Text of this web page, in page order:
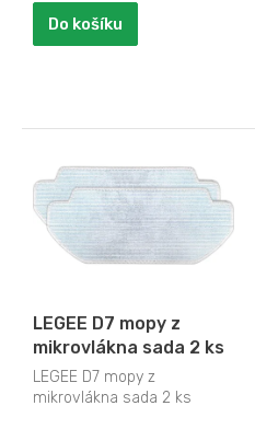
Do košíku
LEGEE D7 mopy z
mikrovlákna sada 2 ks
LEGEE D7 mopy z
mikrovlákna sada 2 ks